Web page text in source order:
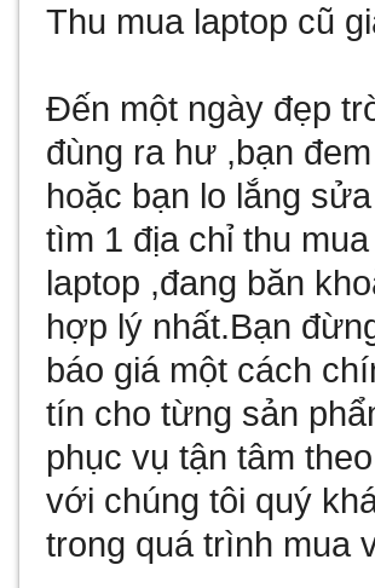
Thu mua laptop cũ
Đến một ngày đẹp
đùng ra hư ,bạn
hoặc bạn lo lắng
tìm 1 địa chỉ thu
laptop ,đang băn
hợp lý nhất.Bạn
báo giá một cách
tín cho từng sản
phục vụ tận tâm
với chúng tôi quý
trong quá trình mua